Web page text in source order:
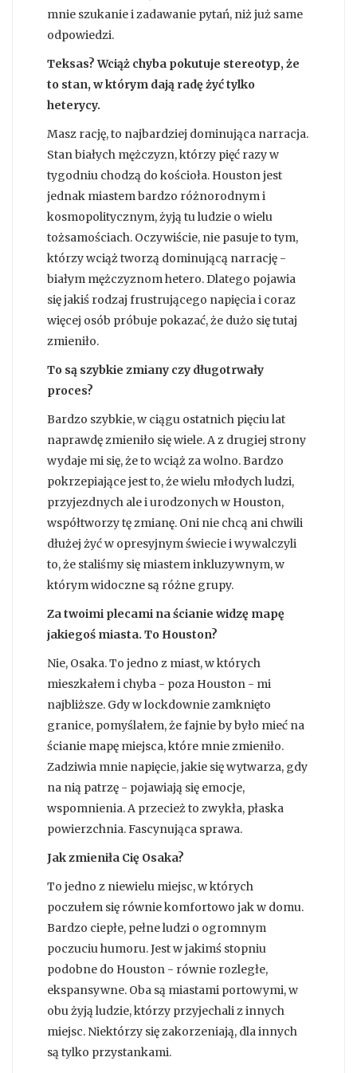
mnie szukanie i zadawanie pytań, niż już same
odpowiedzi.
Teksas? Wciąż chyba pokutuje stereotyp, że
to stan, w którym dają radę żyć tylko
heterycy.
Masz rację, to najbardziej dominująca narracja.
Stan białych mężczyzn, którzy pięć razy w
tygodniu chodzą do kościoła. Houston jest
jednak miastem bardzo różnorodnym i
kosmopolitycznym, żyją tu ludzie o wielu
tożsamościach. Oczywiście, nie pasuje to tym,
którzy wciąż tworzą dominującą narrację -
białym mężczyznom hetero. Dlatego pojawia
się jakiś rodzaj frustrującego napięcia i coraz
więcej osób próbuje pokazać, że dużo się tutaj
zmieniło.
To są szybkie zmiany czy długotrwały
proces?
Bardzo szybkie, w ciągu ostatnich pięciu lat
naprawdę zmieniło się wiele. A z drugiej strony
wydaje mi się, że to wciąż za wolno. Bardzo
pokrzepiające jest to, że wielu młodych ludzi,
przyjezdnych ale i urodzonych w Houston,
współtworzy tę zmianę. Oni nie chcą ani chwili
dłużej żyć w opresyjnym świecie i wywalczyli
to, że staliśmy się miastem inkluzywnym, w
którym widoczne są różne grupy.
Za twoimi plecami na ścianie widzę mapę
jakiegoś miasta. To Houston?
Nie, Osaka. To jedno z miast, w których
mieszkałem i chyba - poza Houston - mi
najbliższe. Gdy w lockdownie zamknięto
granice, pomyślałem, że fajnie by było mieć na
ścianie mapę miejsca, które mnie zmieniło.
Zadziwia mnie napięcie, jakie się wytwarza, gdy
na nią patrzę - pojawiają się emocje,
wspomnienia. A przecież to zwykła, płaska
powierzchnia. Fascynująca sprawa.
Jak zmieniła Cię Osaka?
To jedno z niewielu miejsc, w których
poczułem się równie komfortowo jak w domu.
Bardzo ciepłe, pełne ludzi o ogromnym
poczuciu humoru. Jest w jakimś stopniu
podobne do Houston - równie rozległe,
ekspansywne. Oba są miastami portowymi, w
obu żyją ludzie, którzy przyjechali z innych
miejsc. Niektórzy się zakorzeniają, dla innych
są tylko przystankami.